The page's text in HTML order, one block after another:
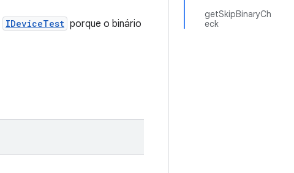
getSkipBinaryCh
eck
IDeviceTest porque o binário